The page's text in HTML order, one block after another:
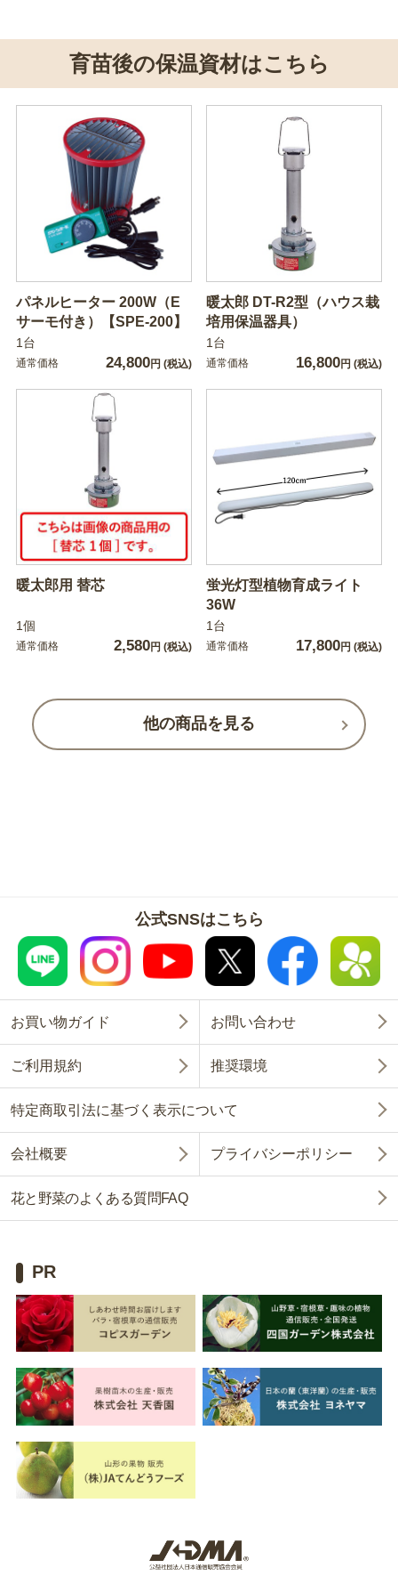
育苗後の保温資材はこちら
パネルヒーター 200W（E
サーモ付き）【SPE-200】
1台
通常価格 24,800円 (税込)
暖太郎 DT-R2型（ハウス栽
培用保温器具）
1台
通常価格 16,800円 (税込)
暖太郎用 替芯
1個
通常価格 2,580円 (税込)
蛍光灯型植物育成ライト
36W
1台
通常価格 17,800円 (税込)
他の商品を見る
公式SNSはこちら
お買い物ガイド お問い合わせ
ご利用規約 推奨環境
特定商取引法に基づく表示について
会社概要 プライバシーポリシー
花と野菜のよくある質問FAQ
PR